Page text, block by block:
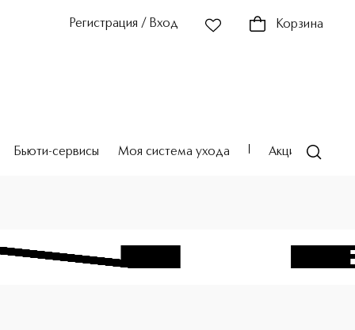
Регистрация / Вход Корзина
Бьюти-сервисы Моя система ухода Акции